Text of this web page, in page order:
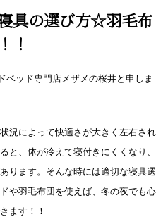
具の選び方☆羽毛布
！
ベッド専門店メザメの桜井と申しま
況によって快適さが大きく左右され
と、体が冷えて寝付きにくくなり、
ります。そんな時には適切な寝具選
や羽毛布団を使えば、冬の夜でも心
ます！！
BLOG
NEWS